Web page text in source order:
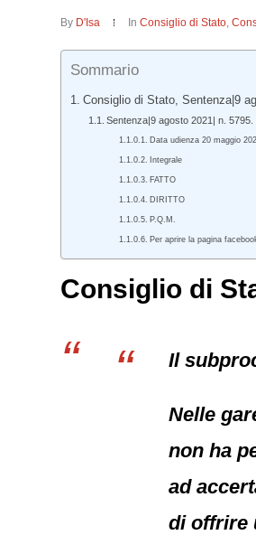
By D'Isa InConsiglio di Stato,
Sommario
Consiglio di Stato, Sentenza|9
Sentenza|9 agosto 2021| n. 5795.
Data udienza 20 maggio
Integrale
FATTO
DIRITTO
P.Q.M.
Per aprire la pagina
Consiglio di
Il
Nelle
non ha
ad
di offrire